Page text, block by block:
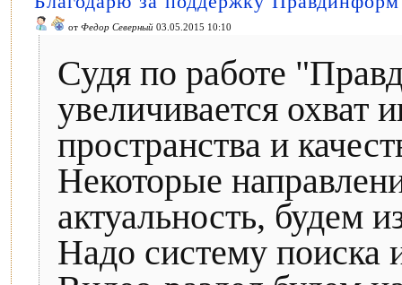
от Федор Северный 03.05.2015 10:10
Судя по работе
увеличивается охват
пространства и
Некоторые
актуальность, будем
Надо систему